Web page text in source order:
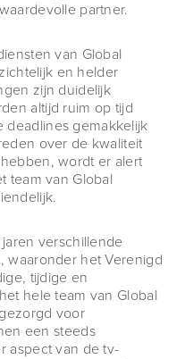
partner.
van Global
en helder
zijn duidelijk
altijd ruim op tijd
gemakkelijk
over de kwaliteit
wordt er alert
team van Global
verschillende
waaronder het Verenigd
tijdige en
hele team van Global
voor
een steeds
aspect van de tv-